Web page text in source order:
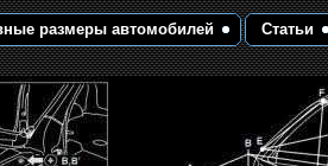
размеры автомобилей Статьи